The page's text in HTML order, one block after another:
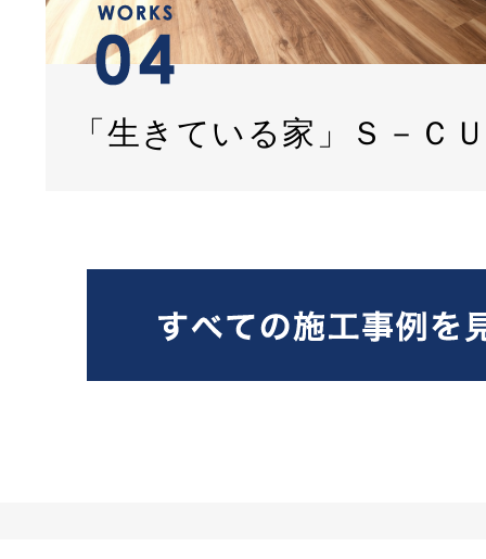
「生きている家」Ｓ－Ｃ